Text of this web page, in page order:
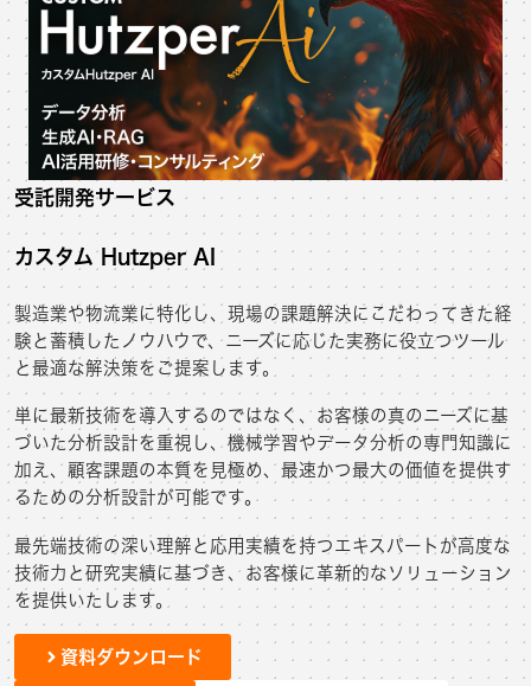
受託開発サービス
カスタム Hutzper AI
製造業や物流業に特化し、現場の課題解決にこだわってきた経
験と蓄積したノウハウで、ニーズに応じた実務に役立つツール
と最適な解決策をご提案します。
単に最新技術を導入するのではなく、お客様の真のニーズに基
づいた分析設計を重視し、機械学習やデータ分析の専門知識に
加え、顧客課題の本質を見極め、最速かつ最大の価値を提供す
るための分析設計が可能です。
最先端技術の深い理解と応用実績を持つエキスパートが高度な
技術力と研究実績に基づき、お客様に革新的なソリューション
を提供いたします。
資料ダウンロード